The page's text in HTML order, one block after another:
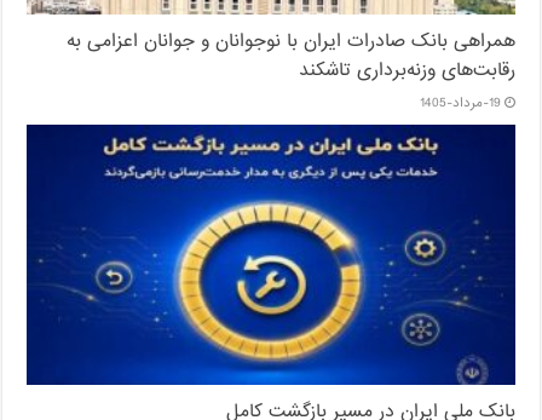
همراهی بانک صادرات ایران با نوجوانان و جوانان اعزامی به
رقابت‌های وزنه‌برداری تاشکند
19-مرداد-1405
بانک ملی ایران در مسیر بازگشت کامل